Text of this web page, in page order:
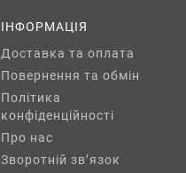
ІНФОРМАЦІЯ
Доставка та оплата
Повернення та обмін
Політика
конфіденційності
Про нас
Зворотній зв’язок